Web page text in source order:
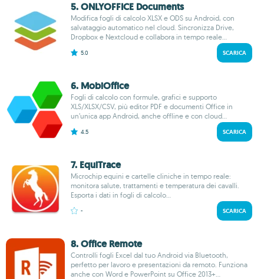
5. ONLYOFFICE Documents
Modifica fogli di calcolo XLSX e ODS su Android, con
salvataggio automatico nel cloud. Sincronizza Drive,
Dropbox e Nextcloud e collabora in tempo reale...
5.0 SCARICA
6. MobiOffice
Fogli di calcolo con formule, grafici e supporto
XLS/XLSX/CSV, più editor PDF e documenti Office in
un’unica app Android, anche offline e con cloud...
4.5 SCARICA
7. EquiTrace
Microchip equini e cartelle cliniche in tempo reale:
monitora salute, trattamenti e temperatura dei cavalli.
Esporta i dati in fogli di calcolo...
- SCARICA
8. Office Remote
Controlli fogli Excel dal tuo Android via Bluetooth,
perfetto per lavoro e presentazioni da remoto. Funziona
anche con Word e PowerPoint su Office 2013+...